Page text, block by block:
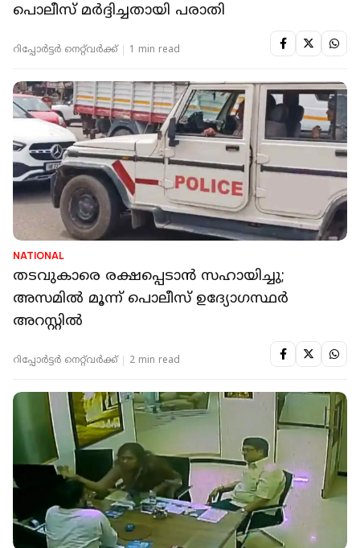
പൊലീസ് മര്‍ദ്ദിച്ചതായി പരാതി
റിപ്പോർട്ടർ നെറ്റ്‌വര്‍ക്ക്‌ 1 min read
NATIONAL
തടവുകാരെ രക്ഷപ്പെടാന്‍ സഹായിച്ചു;
അസമില്‍ മൂന്ന് പൊലീസ് ഉദ്യോഗസ്ഥര്‍
അറസ്റ്റില്‍
റിപ്പോർട്ടർ നെറ്റ്‌വര്‍ക്ക്‌ 2 min read